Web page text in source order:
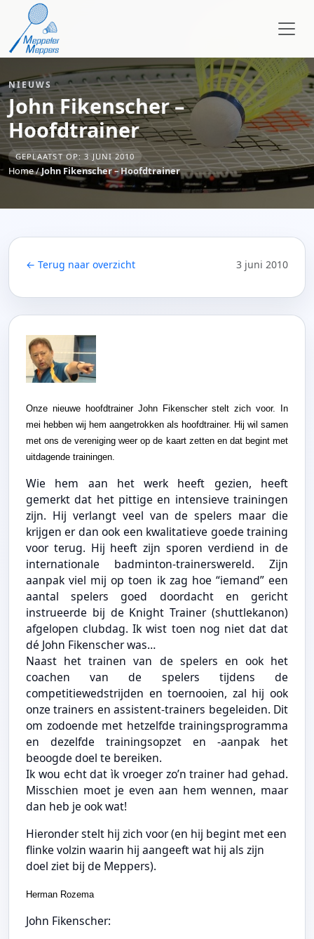
NIEUWS
John Fikenscher –
Hoofdtrainer
GEPLAATST OP: 3 JUNI 2010
Home/John Fikenscher – Hoofdtrainer
← Terug naar overzicht 3 juni 2010
Onze nieuwe hoofdtrainer John Fikenscher stelt zich voor. In
mei hebben wij hem aangetrokken als hoofdtrainer. Hij wil samen
met ons de vereniging weer op de kaart zetten en dat begint met
uitdagende trainingen.
Wie hem aan het werk heeft gezien, heeft
gemerkt dat het pittige en intensieve trainingen
zijn. Hij verlangt veel van de spelers maar die
krijgen er dan ook een kwalitatieve goede training
voor terug. Hij heeft zijn sporen verdiend in de
internationale badminton-trainerswereld. Zijn
aanpak viel mij op toen ik zag hoe “iemand” een
aantal spelers goed doordacht en gericht
instrueerde bij de Knight Trainer (shuttlekanon)
afgelopen clubdag. Ik wist toen nog niet dat dat
dé John Fikenscher was…
Naast het trainen van de spelers en ook het
coachen van de spelers tijdens de
competitiewedstrijden en toernooien, zal hij ook
onze trainers en assistent-trainers begeleiden. Dit
om zodoende met hetzelfde trainingsprogramma
en dezelfde trainingsopzet en -aanpak het
beoogde doel te bereiken.
Ik wou echt dat ìk vroeger zo’n trainer had gehad.
Misschien moet je even aan hem wennen, maar
dan heb je ook wat!
Hieronder stelt hij zich voor (en hij begint met een
flinke volzin waarin hij aangeeft wat hij als zijn
doel ziet bij de Meppers).
Herman Rozema
John Fikenscher: